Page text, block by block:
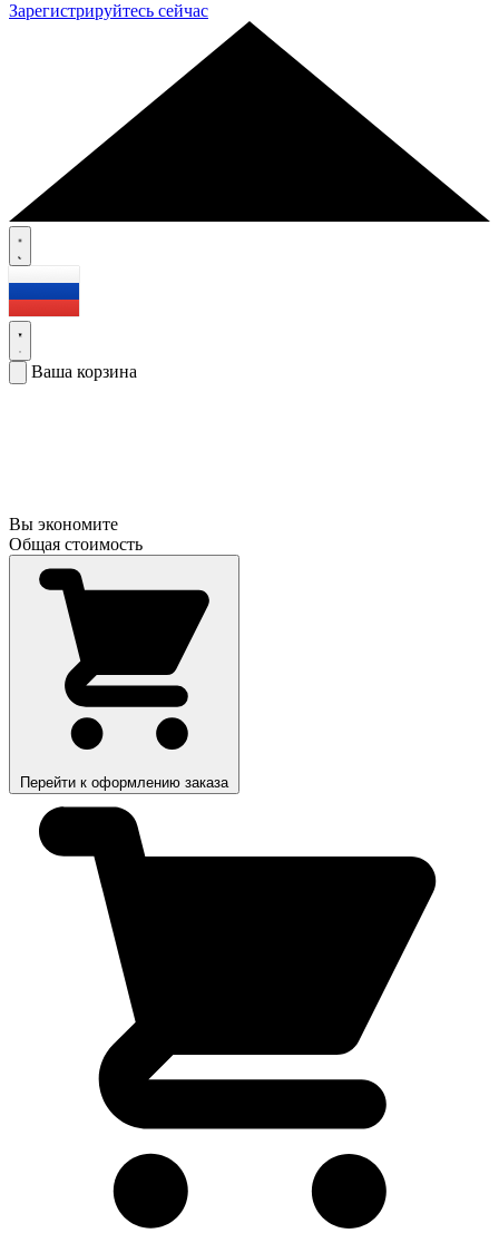
Зарегистрируйтесь сейчас
Ваша корзина
Вы экономите
Общая стоимость
Перейти к оформлению заказа